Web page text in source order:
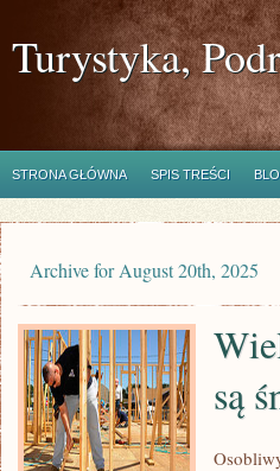
Turystyka,
STRONA GŁÓWNA SPIS TREŚCI
Archive for August 20th, 2025
są